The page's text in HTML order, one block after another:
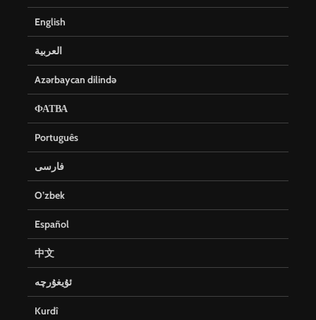
English
العربية
Azərbaycan dilində
ФАТВА
Português
فارسی
O’zbek
Español
中文
ئۇيغۇرچە
Kurdî